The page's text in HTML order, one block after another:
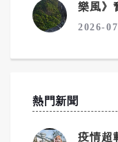
樂風》
2026-
熱門新聞